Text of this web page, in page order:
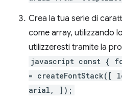
Crea la tua serie di
come array, utilizzando
utilizzeresti tramite la
javascript const {
= createFontStack([
arial, ]);